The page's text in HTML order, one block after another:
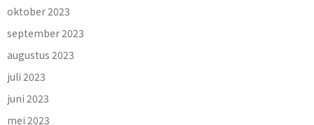
oktober 2023
september 2023
augustus 2023
juli 2023
juni 2023
mei 2023